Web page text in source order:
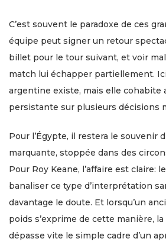
C’est souvent le paradoxe de ces
équipe peut signer un retour
billet pour le tour suivant, et voir
match lui échapper partiellement.
argentine existe, mais elle cohabite
persistante sur plusieurs décisions
Pour l’Égypte, il restera le souvenir
marquante, stoppée dans des
Pour Roy Keane, l’affaire est claire:
banaliser ce type d’interprétation
davantage le doute. Et lorsqu’un
poids s’exprime de cette manière,
dépasse vite le simple cadre d’un